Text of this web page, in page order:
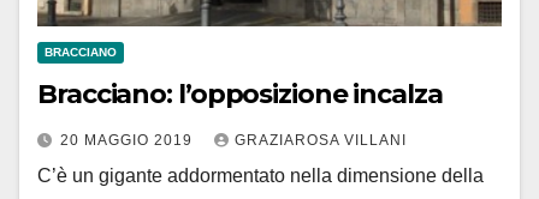
BRACCIANO
Bracciano: l’opposizione incalza
20 MAGGIO 2019 GRAZIAROSA VILLANI
C’è un gigante addormentato nella dimensione della